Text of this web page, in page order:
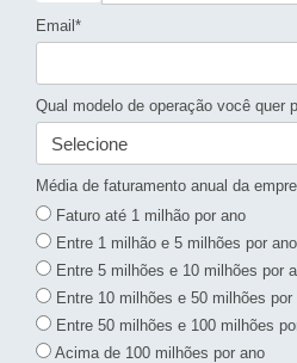
Email*
Qual modelo de operação você quer
Média de faturamento anual da
Faturo até 1 milhão por ano
Entre 1 milhão e 5 milhões por ano
Entre 5 milhões e 10 milhões por
Entre 10 milhões e 50 milhões por
Entre 50 milhões e 100 milhões
Acima de 100 milhões por ano